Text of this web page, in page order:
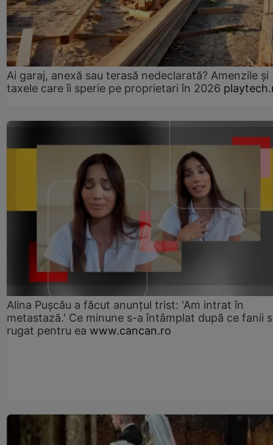
Ai garaj, anexă sau terasă nedeclarată? Amenzile și
taxele care îi sperie pe proprietari în 2026
Alina Pușcău a făcut anunțul trist: 'Am intrat în
metastază.' Ce minune s-a întâmplat după ce fanii
rugat pentru ea www.cancan.ro